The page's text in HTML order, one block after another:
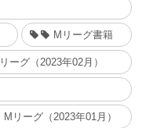
Mリーグ書籍
ーグ（2023年02月）
Mリーグ（2023年01月）